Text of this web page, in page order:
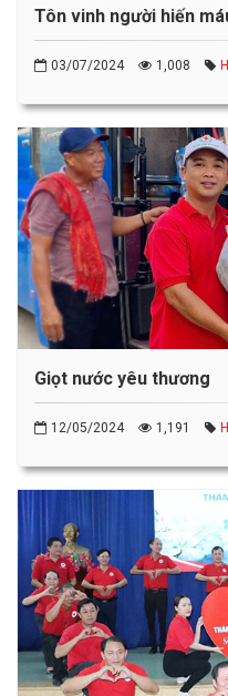
Tôn vinh người hiến
03/07/2024 1,008
Giọt nước yêu thương
12/05/2024 1,191